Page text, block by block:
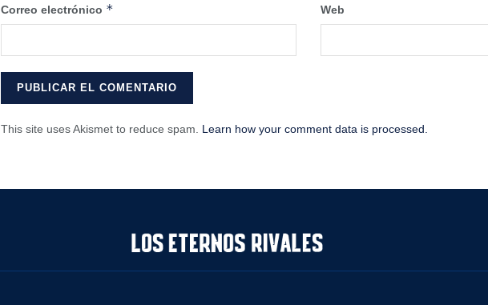
Correo electrónico * Web
This site uses Akismet to reduce spam. Learn how your comment data is processed.